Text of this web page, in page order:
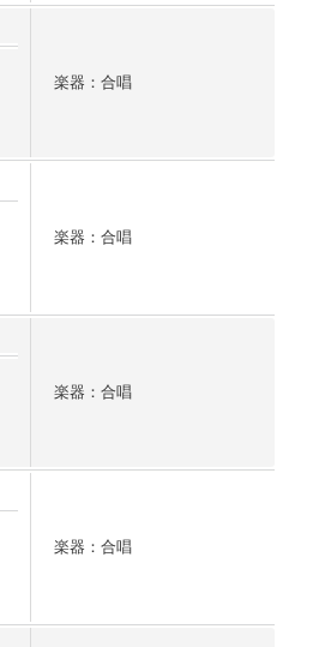
楽器：合唱
楽器：合唱
楽器：合唱
楽器：合唱